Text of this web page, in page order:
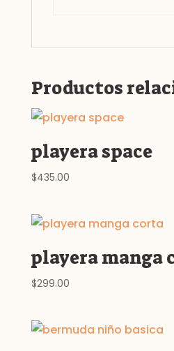
Productos
playera space
$435.00
playera manga
$299.00